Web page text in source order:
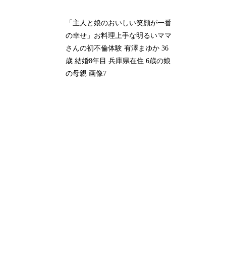
「主人と娘のおいしい笑顔が一番
の幸せ」お料理上手な明るいママ
さんの初不倫体験 有澤まゆか 36
歳 結婚8年目 兵庫県在住 6歳の娘
の母親 画像7